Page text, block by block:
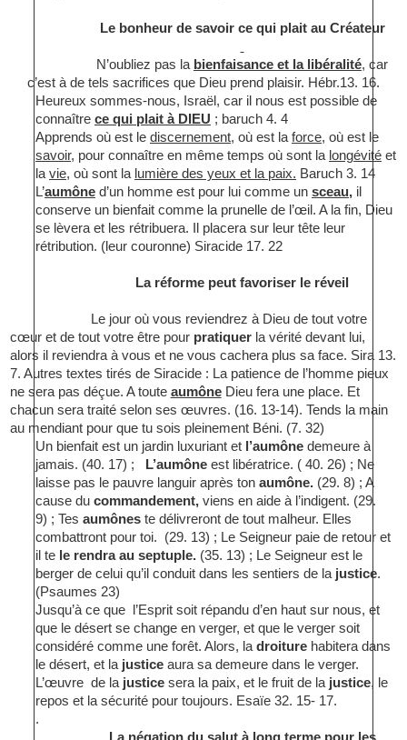
Le bonheur de savoir ce qui plait au Créateur
N’oubliez pas la bienfaisance et la libéralité, car
c’est à de tels sacrifices que Dieu prend plaisir. Hébr.13. 16.
Heureux sommes-nous, Israël, car il nous est possible de
connaître ce qui plait à DIEU ; baruch 4. 4
Apprends où est le discernement, où est la force, où est le
savoir, pour connaître en même temps où sont la longévité et
la vie, où sont la lumière des yeux et la paix. Baruch 3. 14
L’aumône d’un homme est pour lui comme un sceau, il
conserve un bienfait comme la prunelle de l’œil. A la fin, Dieu
se lèvera et les rétribuera. Il placera sur leur tête leur
rétribution. (leur couronne) Siracide 17. 22
La réforme peut favoriser le réveil
Le jour où vous reviendrez à Dieu de tout votre
cœur et de tout votre être pour pratiquerla vérité devant lui,
alors il reviendra à vous et ne vous cachera plus sa face. Sira 13.
7. Autres textes tirés de Siracide : La patience de l’homme pieux
ne sera pas déçue. A toute aumôneDieu fera une place. Et
chacun sera traité selon ses œuvres. (16. 13-14). Tends la main
au mendiant pour que tu sois pleinement Béni. (7. 32)
Un bienfait est un jardin luxuriant et l’aumône demeure à
jamais. (40. 17) ;
L’aumône est libératrice. ( 40. 26) ; Ne
laisse pas le pauvre languir après ton aumône. (29. 8) ; A
cause du commandement, viens en aide à l’indigent. (29.
9) ; Tes aumônes te délivreront de tout malheur. Elles
combattront pour toi.
(29. 13) ; Le Seigneur paie de retour et
il te le rendra au septuple. (35. 13) ; Le Seigneur est le
berger de celui qu’il conduit dans les sentiers de la justice.
(Psaumes 23)
Jusqu’à ce que
l’Esprit soit répandu d’en haut sur nous, et
que le désert se change en verger, et que le verger soit
considéré comme une forêt. Alors, la droiture habitera dans
le désert, et la justice aura sa demeure dans le verger.
L’œuvre de la justice sera la paix, et le fruit de la justice, le
repos et la sécurité pour toujours. Esaïe 32. 15- 17.
.